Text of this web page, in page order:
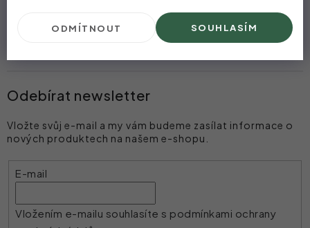
ODMÍTNOUT SOUHLASÍM
Odebírat newsletter
Vložte svůj e-mail a my vám budeme zasílat informace o
nových produktech na našem e-shopu.
E-mail
Vložením e-mailu souhlasíte s podmínkami ochrany